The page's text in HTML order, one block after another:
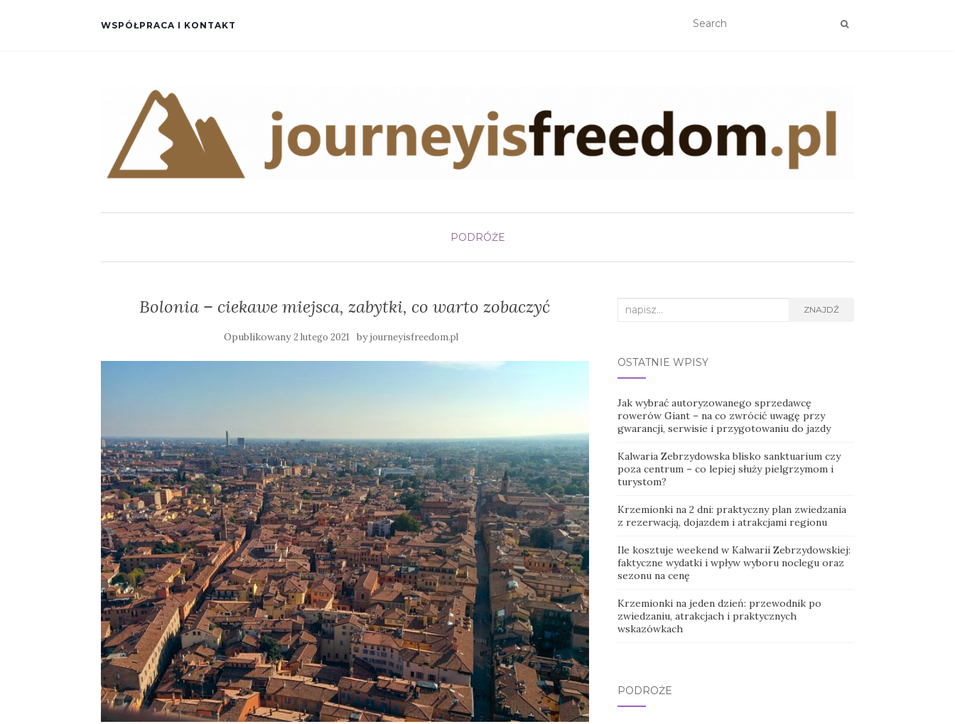
WSPÓŁPRACA I KONTAKT
PODRÓŻE
Bolonia – ciekawe miejsca, zabytki, co warto zobaczyć
Opublikowany2 lutego 2021 byjourneyisfreedom.pl
Search
ZNAJDŹ
OSTATNIE WPISY
Jak wybrać autoryzowanego sprzedawcę
rowerów Giant – na co zwrócić uwagę przy
gwarancji, serwisie i przygotowaniu do jazdy
Kalwaria Zebrzydowska blisko sanktuarium czy
poza centrum – co lepiej służy pielgrzymom i
turystom?
Krzemionki na 2 dni: praktyczny plan zwiedzania
z rezerwacją, dojazdem i atrakcjami regionu
Ile kosztuje weekend w Kalwarii Zebrzydowskiej:
faktyczne wydatki i wpływ wyboru noclegu oraz
sezonu na cenę
Krzemionki na jeden dzień: przewodnik po
zwiedzaniu, atrakcjach i praktycznych
wskazówkach
PODRÓŻE